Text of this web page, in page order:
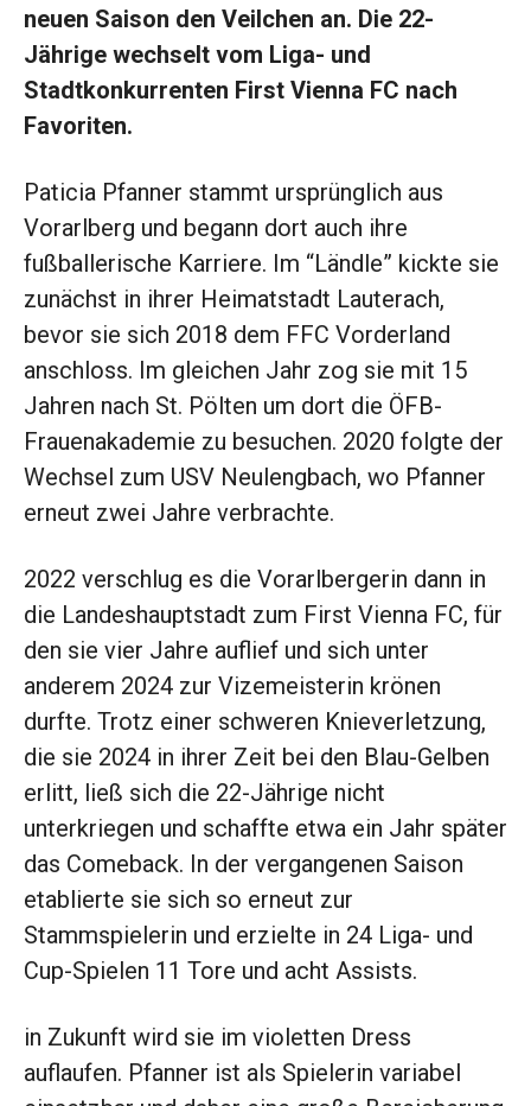
neuen Saison den Veilchen an. Die 22-
Jährige wechselt vom Liga- und
Stadtkonkurrenten First Vienna FC nach
Favoriten.
Paticia Pfanner stammt ursprünglich aus
Vorarlberg und begann dort auch ihre
fußballerische Karriere. Im “Ländle” kickte sie
zunächst in ihrer Heimatstadt Lauterach,
bevor sie sich 2018 dem FFC Vorderland
anschloss. Im gleichen Jahr zog sie mit 15
Jahren nach St. Pölten um dort die ÖFB-
Frauenakademie zu besuchen. 2020 folgte der
Wechsel zum USV Neulengbach, wo Pfanner
erneut zwei Jahre verbrachte.
2022 verschlug es die Vorarlbergerin dann in
die Landeshauptstadt zum First Vienna FC, für
den sie vier Jahre auflief und sich unter
anderem 2024 zur Vizemeisterin krönen
durfte. Trotz einer schweren Knieverletzung,
die sie 2024 in ihrer Zeit bei den Blau-Gelben
erlitt, ließ sich die 22-Jährige nicht
unterkriegen und schaffte etwa ein Jahr später
das Comeback. In der vergangenen Saison
etablierte sie sich so erneut zur
Stammspielerin und erzielte in 24 Liga- und
Cup-Spielen 11 Tore und acht Assists.
in Zukunft wird sie im violetten Dress
auflaufen. Pfanner ist als Spielerin variabel